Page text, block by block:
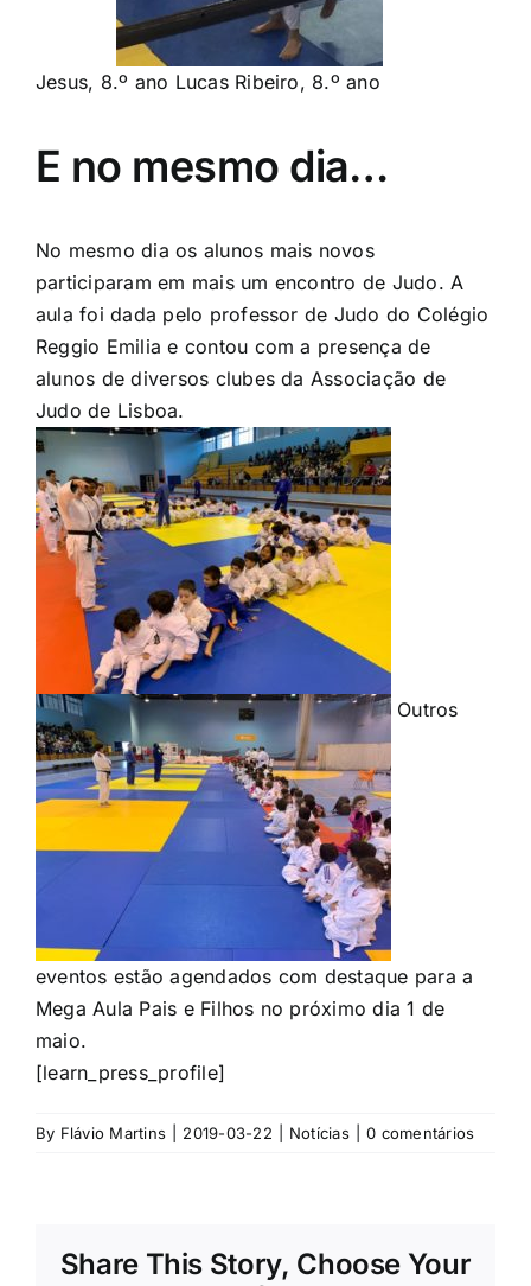
Jesus, 8.º ano Lucas Ribeiro, 8.º ano
E no mesmo dia…
No mesmo dia os alunos mais novos
participaram em mais um encontro de Judo. A
aula foi dada pelo professor de Judo do Colégio
Reggio Emilia e contou com a presença de
alunos de diversos clubes da Associação de
Judo de Lisboa.
Outros
eventos estão agendados com destaque para a
Mega Aula Pais e Filhos no próximo dia 1 de
maio.
[learn_press_profile]
By Flávio Martins 2019-03-22 Notícias 0 comentários
Share This Story, Choose Your